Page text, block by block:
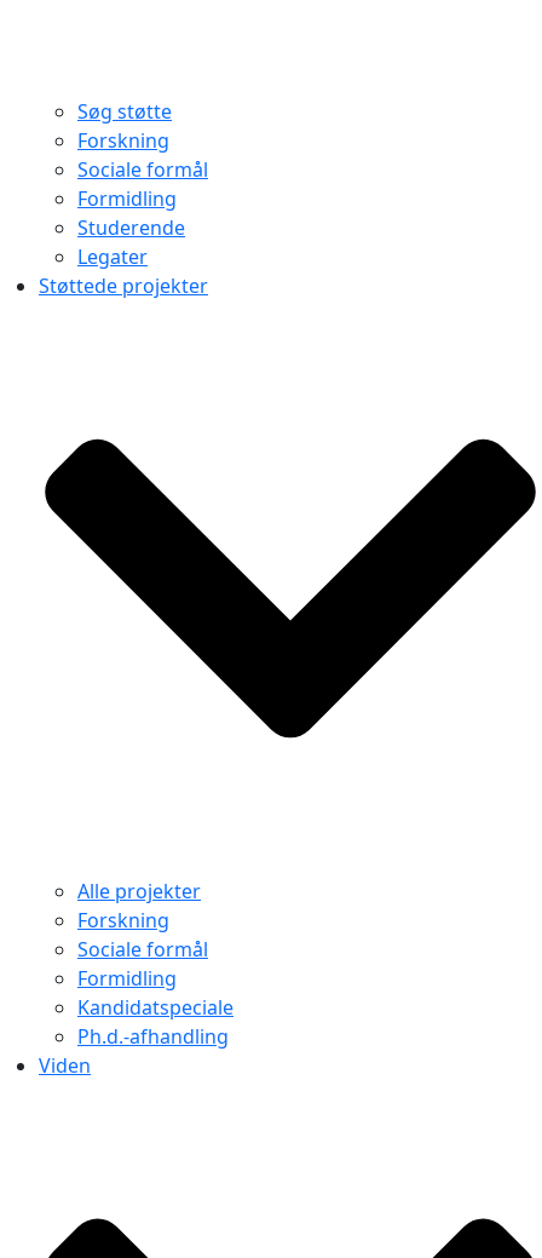
Søg støtte
Forskning
Sociale formål
Formidling
Studerende
Legater
Støttede projekter
Alle projekter
Forskning
Sociale formål
Formidling
Kandidatspeciale
Ph.d.-afhandling
Viden